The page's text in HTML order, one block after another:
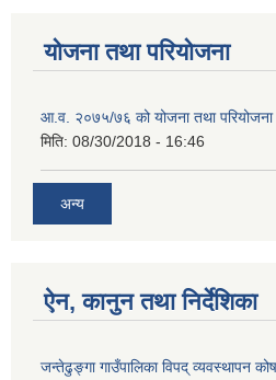
योजना तथा परियोजना
आ.व. २०७५/७६ को योजना तथा परियोजना
मिति: 08/30/2018 - 16:46
अन्य
ऐन, कानुन तथा निर्देशिका
जन्तेढुङ्गा गाउँपालिका विपद् व्यवस्थापन